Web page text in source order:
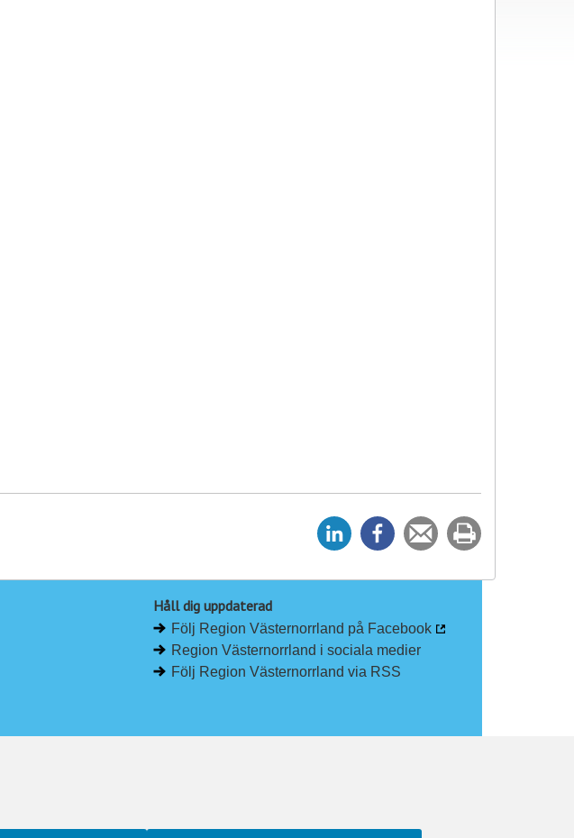
e
p
å
L
k
e
p
å
F
e
Tipsa
en
ut
Håll dig uppdaterad
Följ Region Västernorrland på Facebook
Region Västernorrland i sociala medier
Följ Region Västernorrland via RSS